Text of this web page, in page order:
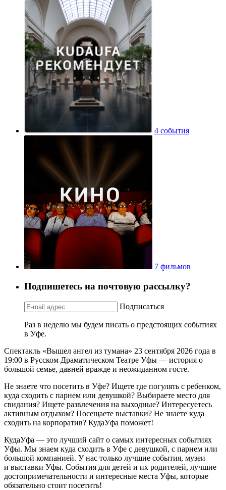
4 события
7 фильмов
Подпишетесь на почтовую рассылку?
Подписаться
Раз в неделю мы будем писать о предстоящих событиях
в Уфе.
Спектакль «Вышел ангел из тумана» 23 сентября 2026 года в
19:00 в Русском Драматическом Театре Уфы — история о
большой семье, давней вражде и неожиданном госте.
Не знаете что посетить в Уфе? Ищете где погулять с ребенком,
куда сходить с парнем или девушкой? Выбираете место для
свидания? Ищете развлечения на выходные? Интересуетесь
активным отдыхом? Посещаете выставки? Не знаете куда
сходить на корпоратив? КудаУфа поможет!
КудаУфа — это лучший сайт о самых интересных событиях
Уфы. Мы знаем куда сходить в Уфе с девушкой, с парнем или
большой компанией. У нас только лучшие события, музеи
и выставки Уфы. События для детей и их родителей, лучшие
достопримечательности и интересные места Уфы, которые
обязательно стоит посетить!